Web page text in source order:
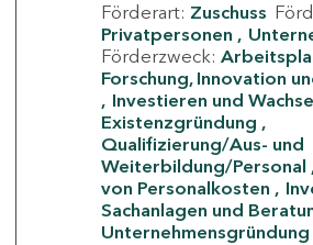
Förderart: Zuschuss
Privatpersonen
Förderzweck:
Forschung, Innovation
Investieren und
Existenzgründung
Qualifizierung/Aus- und
Weiterbildung/Personal
von Personalkosten
Sachanlagen und
Unternehmensgründung